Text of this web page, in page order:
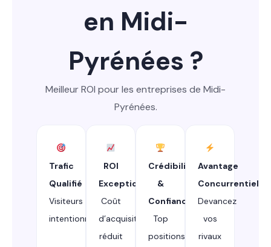
en Midi-
Pyrénées ?
Meilleur ROI pour les entreprises de Midi-
Pyrénées.
Trafic
Qualifié
Visiteurs
intentionnistes
ROI
Exceptionnel
Coût
d’acquisition
réduit
Crédibilité
&
Confiance
Top
positions
Avantage
Concurrentiel
Devancez
vos
rivaux